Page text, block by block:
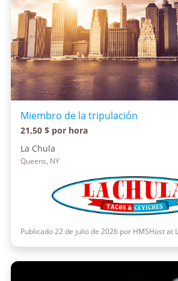
Miembro de la tripulación
21,50 $ por hora
La Chula
Queens, NY
Publicado 22 de julio de 2026 por HMSHost at